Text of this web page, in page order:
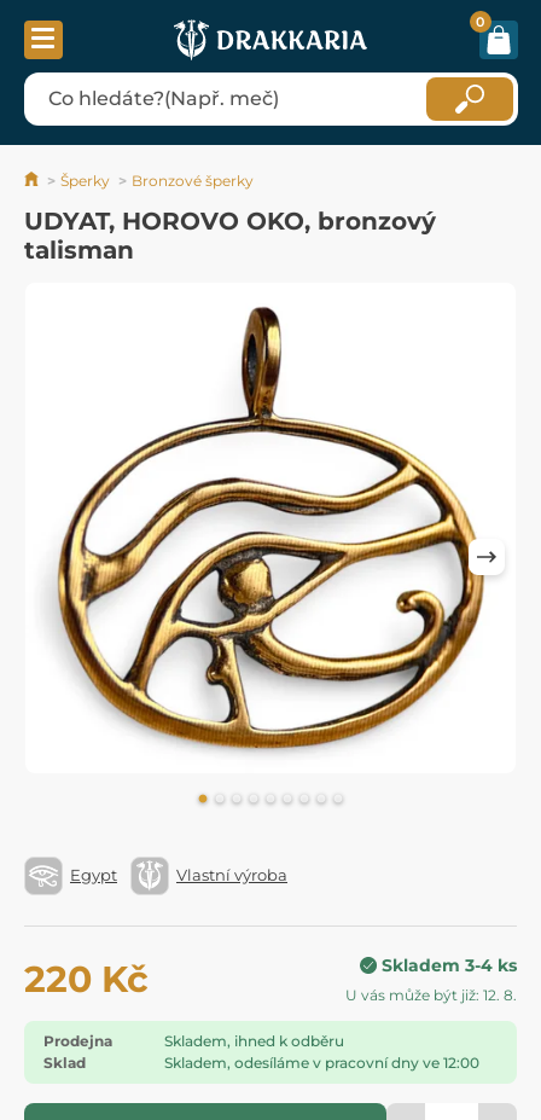
0
Šperky Bronzové šperky
UDYAT, HOROVO OKO, bronzový
talisman
Egypt Vlastní výroba
220 Kč Skladem 3-4 ks
U vás může být již: 12. 8.
Prodejna
Skladem, ihned k odběru
Sklad
Skladem, odesíláme v pracovní dny ve 12:00